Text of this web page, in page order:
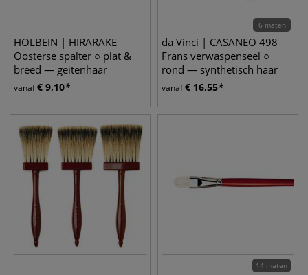
HOLBEIN | HIRARAKE
Oosterse spalter ○ plat &
breed — geitenhaar
vanaf€ 9,10
6 maten
da Vinci | CASANEO 498
Frans verwaspenseel ○
rond — synthetisch haar
vanaf€ 16,55
14 maten